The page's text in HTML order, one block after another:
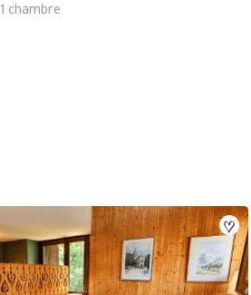
1 chambre